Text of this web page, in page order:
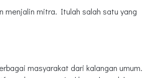
menjalin mitra. Itulah salah satu yang
masyarakat dari kalangan umum.